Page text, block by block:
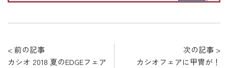
< 前の記事
カシオ 2018 夏のEDGEフェア
次の記事 >
カシオフェアに甲冑が！